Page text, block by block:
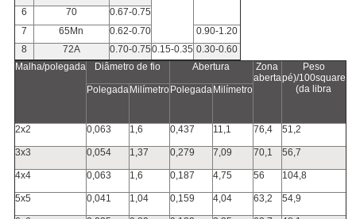
6
70
0.67-0.75
7
65Mn 0.62-0.70
0.90-1.20
8
72A 0.70-0.750.15-0.35 0.30-0.60
Malha/polegada
Diâmetro de fio Abertura
Zona
aberta
Peso
pé)/100square
(da libra
Polegada Milímetro Polegada Milímetro
2x2 0,063 1,6 0,437 11,1 76,4 51,2
3x3 0,054 1,37 0,279 7,09 70,1 56,7
4x4 0,063 1,6 0,187 4,75 56 104,8
5x5 0,041 1,04 0,159 4,04 63,2 54,9